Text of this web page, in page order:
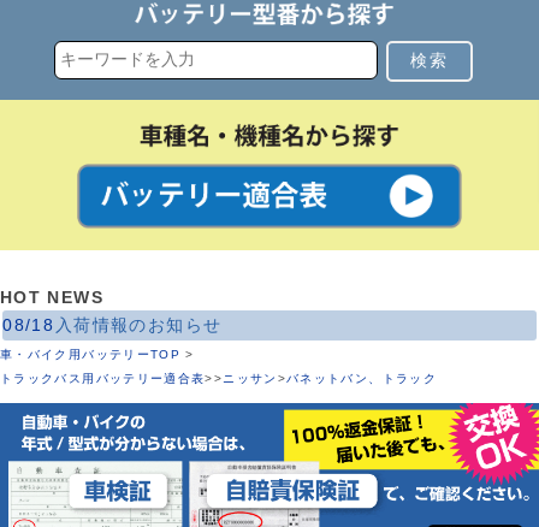
検索
HOT NEWS
08/18 入荷情報のお知らせ
車・バイク用バッテリーTOP >
トラックバス用バッテリー適合表>>ニッサン >バネットバン、トラック